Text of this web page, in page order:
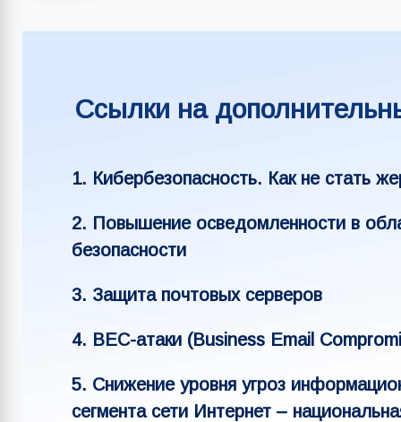
Ссылки на
1. Кибербезопасность. Как не стать
2. Повышение осведомленности в
безопасности
3. Защита почтовых серверов
4. ВЕС-атаки (Business Email
5. Снижение уровня угроз
сегмента сети Интернет –